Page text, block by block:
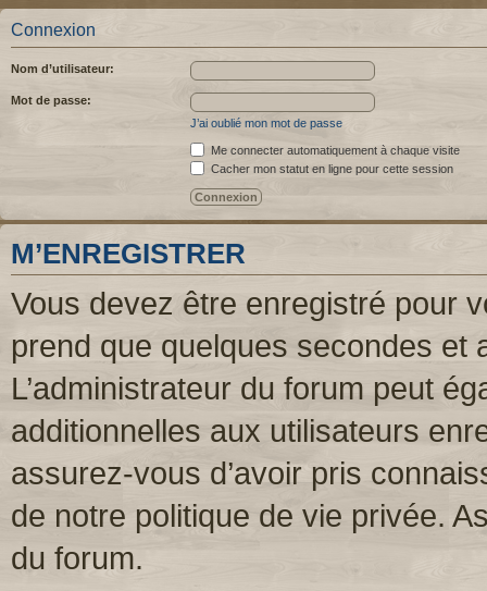
Connexion
Nom d’utilisateur:
Mot de passe:
J’ai oublié mon mot de passe
Me connecter automatiquement à chaque visite
Cacher mon statut en ligne pour cette session
M’ENREGISTRER
Vous devez être enregistré pour
prend que quelques secondes et
L’administrateur du forum peut
additionnelles aux utilisateurs
assurez-vous d’avoir pris
de notre politique de vie privée.
du forum.